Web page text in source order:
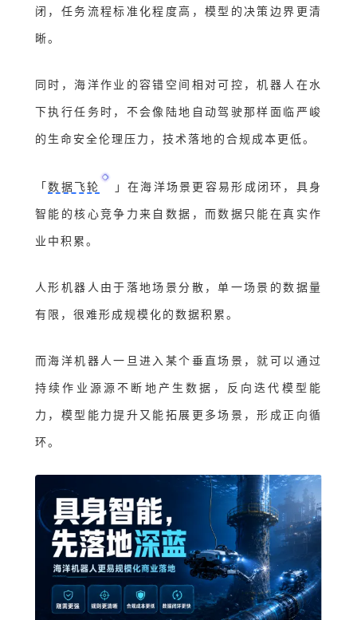
闭，任务流程标准化程度高，模型的决策边界更清
晰。
同时，海洋作业的容错空间相对可控，机器人在水
下执行任务时，不会像陆地自动驾驶那样面临严峻
的生命安全伦理压力，技术落地的合规成本更低。
「数据飞轮 」在海洋场景更容易形成闭环 ， 具身
智能的核心竞争力来自数据，而数据只能在真实作
业中积累。
人形机器人由于落地场景分散，单一场景的数据量
有限，很难形成规模化的数据积累。
而海洋机器人一旦进入某个垂直场景，就可以通过
持续作业源源不断地产生数据，反向迭代模型能
力，模型能力提升又能拓展更多场景，形成正向循
环。